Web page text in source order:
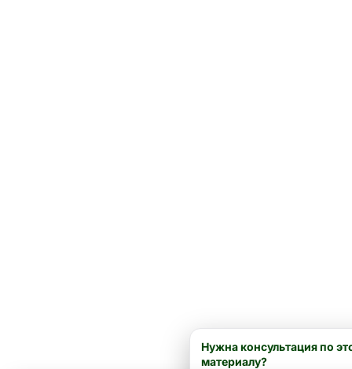
Нужна консультация по
материалу?